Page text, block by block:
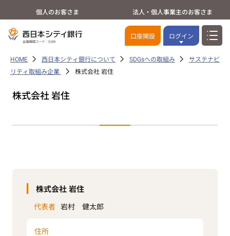
個人のお客さま 法人・個人事業主のお客さま
口座開設 ログイン
HOME 西日本シティ銀行について SDGsへの取組み
サステナビ
リティ取組み企業
株式会社 岩住
株式会社 岩住
株式会社 岩住
代表者 岩村 健太郎
住所